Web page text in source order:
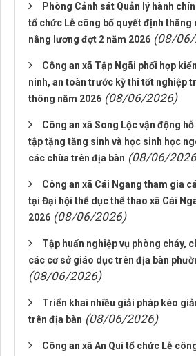
Phòng Cảnh sát Quản lý hành
tổ chức Lễ công bố quyết định thăng
nâng lương đợt 2 năm 2026 (08/
Công an xã Tập Ngãi phối hợp
ninh, an toàn trước kỳ thi tốt nghiệp
thông năm 2026 (08/06/2026)
Công an xã Song Lộc vận động
tập tặng tăng sinh và học sinh học
các chùa trên địa bàn (08/06/
Công an xã Cái Ngang tham gia
tại Đại hội thể dục thể thao xã Cái
2026 (08/06/2026)
Tập huấn nghiệp vụ phòng cháy,
các cơ sở giáo dục trên địa bàn
(08/06/2026)
Triển khai nhiều giải pháp kéo
trên địa bàn (08/06/2026)
Công an xã An Qui tổ chức Lễ